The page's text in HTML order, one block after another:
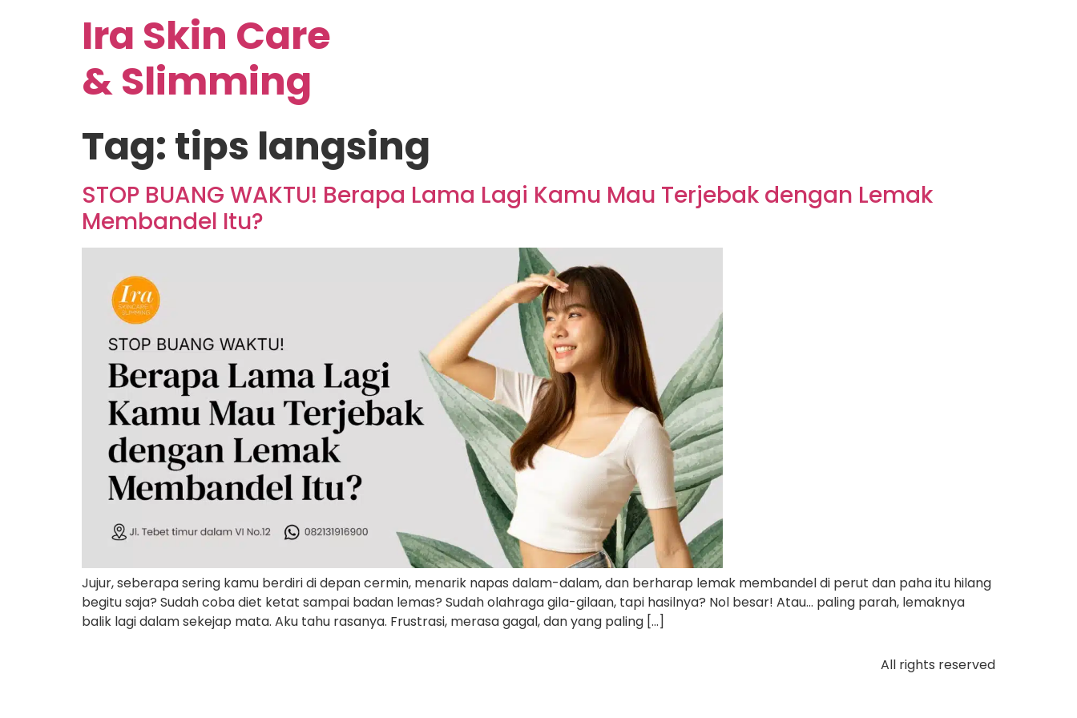
Ira Skin Care
& Slimming
Tag:tips langsing
STOP BUANG WAKTU! Berapa Lama Lagi Kamu Mau Terjebak dengan Lemak
Membandel Itu?
Jujur, seberapa sering kamu berdiri di depan cermin, menarik napas dalam-dalam, dan berharap lemak membandel di perut dan paha itu hilang
begitu saja? Sudah coba diet ketat sampai badan lemas? Sudah olahraga gila-gilaan, tapi hasilnya? Nol besar! Atau… paling parah, lemaknya
balik lagi dalam sekejap mata. Aku tahu rasanya. Frustrasi, merasa gagal, dan yang paling […]
All rights reserved